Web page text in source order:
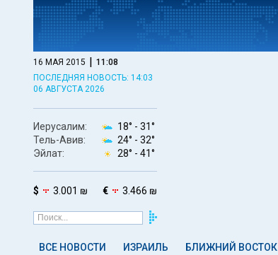
16 МАЯ 2015 | 11:08
ПОСЛЕДНЯЯ НОВОСТЬ: 14:03
06 АВГУСТА 2026
Иерусалим: 18° - 31°
Тель-Авив:
24° - 32°
Эйлат:
28° - 41°
$ 3.001 ₪ € 3.466 ₪
ВСЕ НОВОСТИ ИЗРАИЛЬ БЛИЖНИЙ ВОСТОК